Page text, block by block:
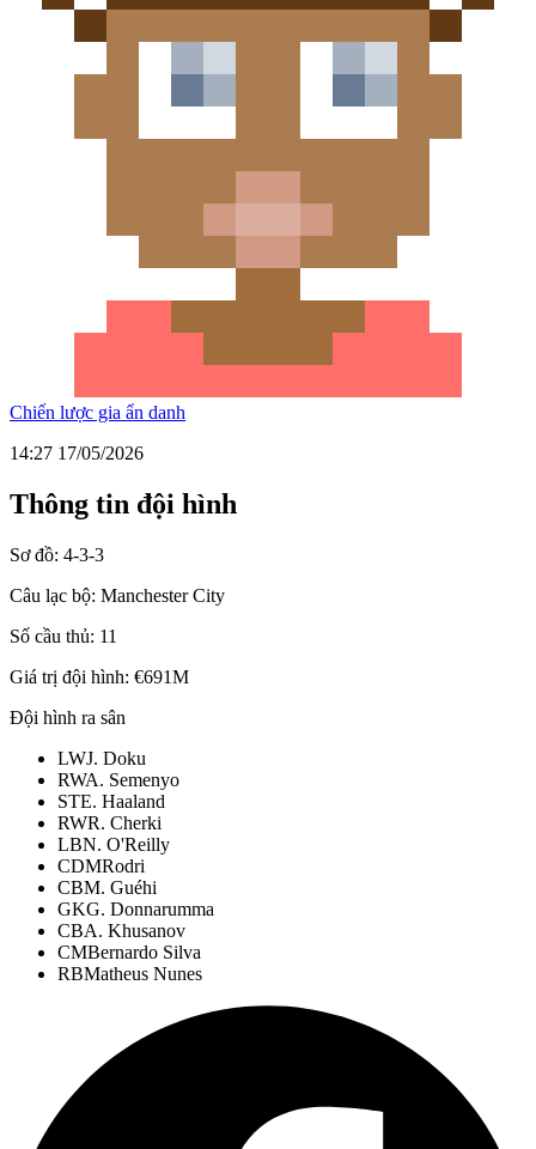
Chiến lược gia ẩn danh
14:27 17/05/2026
Thông tin đội hình
Sơ đồ: 4-3-3
Câu lạc bộ: Manchester City
Số cầu thủ: 11
Giá trị đội hình: €691M
Đội hình ra sân
LWJ. Doku
RWA. Semenyo
STE. Haaland
RWR. Cherki
LBN. O'Reilly
CDMRodri
CBM. Guéhi
GKG. Donnarumma
CBA. Khusanov
CMBernardo Silva
RBMatheus Nunes